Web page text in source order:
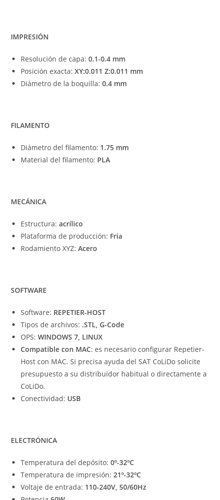
IMPRESIÓN
Resolución de capa: 0.1-0.4 mm
Posición exacta: XY:0.011 Z:0.011 mm
Diámetro de la boquilla: 0.4 mm
FILAMENTO
Diámetro del filamento: 1.75 mm
Material del filamento: PLA
MECÁNICA
Estructura:acrílico
Plataforma de producción: Fria
Rodamiento XYZ:Acero
SOFTWARE
Software: REPETIER-HOST
Tipos de archivos: .STL, G-Code
OPS: WINDOWS 7, LINUX
Compatible con MAC: es necesario configurar Repetier-
Host con MAC. Si precisa ayuda del SAT CoLiDo solicite
presupuesto a su distribuidor habitual o directamente a
CoLiDo.
Conectividad: USB
ELECTRÓNICA
Temperatura del depósito:0º-32ºC
Temperatura de impresión:21º-32ºC
Voltaje de entrada: 110-240V, 50/60Hz